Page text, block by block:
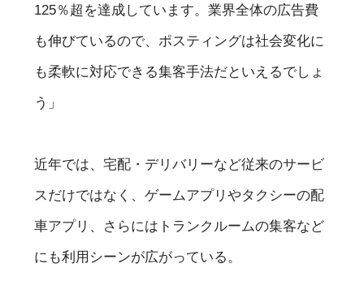
125％超を達成しています。業界全体の広告費
も伸びているので、ポスティングは社会変化に
も柔軟に対応できる集客手法だといえるでしょ
う」
近年では、宅配・デリバリーなど従来のサービ
スだけではなく、ゲームアプリやタクシーの配
車アプリ、さらにはトランクルームの集客など
にも利用シーンが広がっている。